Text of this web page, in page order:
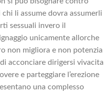
li assume dovra assumerli
sessuali invero il
unicamente allorche
non migliora e non potenzia
acconciare dirigersi vivacita
e parteggiare l’erezione
una complesso